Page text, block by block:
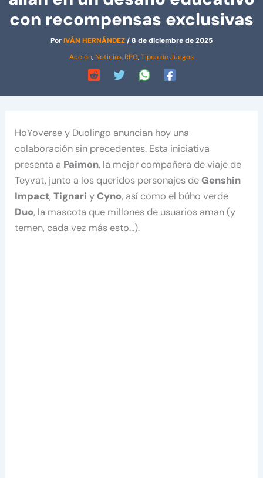
con recompensas exclusivas
PorIVÁN HERNÁNDEZ/8 de diciembre de 2025
Acción, Noticias, RPG,Tipos de Juegos
HoYoverse y Duolingo anuncian hoy una
colaboración sin precedentes. Esta iniciativa
presenta a Paimon, la mejor compañera de viaje de
Teyvat, junto a los queridos personajes deGenshin
Impact,Tignari yCyno, así como el búho verde
Duo, la mascota que millones de usuarios aman (y
temen, cada vez más esto…).